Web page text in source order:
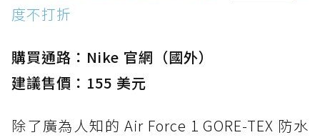
度不打折
購買通路：Nike 官網（國外）
建議售價：155 美元
除了廣為人知的 Air Force 1 GORE-TEX 防水